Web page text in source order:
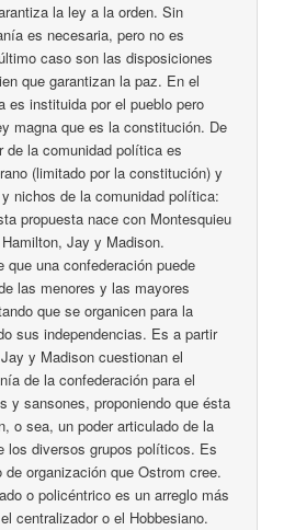
la ley a la orden. Sin
es necesaria, pero no es
caso son las disposiciones
que garantizan la paz. En el
es instituida por el pueblo pero
magna que es la constitución. De
de la comunidad política es
(limitado por la constitución) y
nichos de la comunidad política:
propuesta nace con Montesquieu
Jay y Madison.
que una confederación puede
las menores y las mayores
que se organicen para la
sus independencias. Es a partir
y Madison cuestionan el
de la confederación para el
y sansones, proponiendo que ésta
o sea, un poder articulado de la
los diversos grupos políticos. Es
organización que Ostrom cree.
o policéntrico es un arreglo más
centralizador o el Hobbesiano.